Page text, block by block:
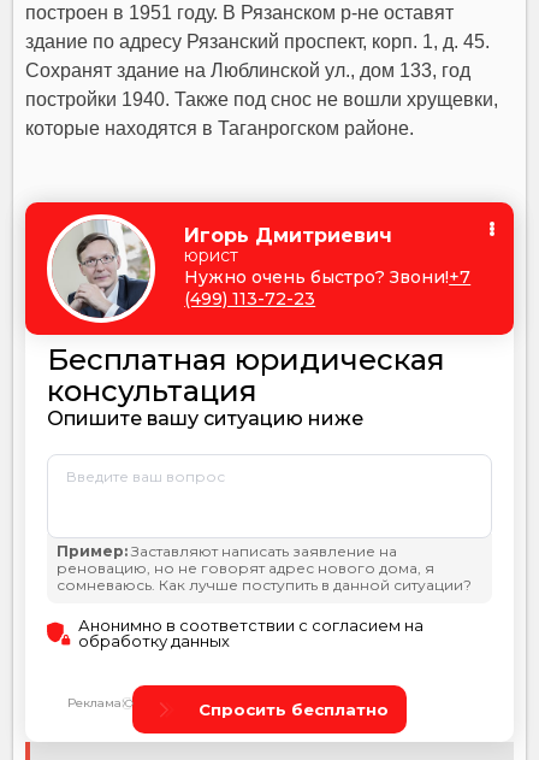
построен в 1951 году. В Рязанском р-не оставят
здание по адресу Рязанский проспект, корп. 1, д. 45.
Сохранят здание на Люблинской ул., дом 133, год
постройки 1940. Также под снос не вошли хрущевки,
которые находятся в Таганрогском районе.